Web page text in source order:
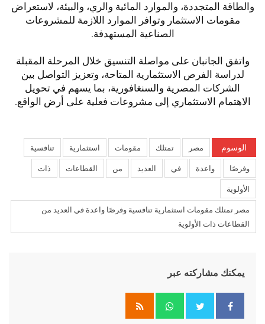
والطاقة المتجددة، والموارد المائية والري، والبيئة، لاستعراض
مقومات الاستثمار وتوافر الموارد اللازمة للمشروعات
الصناعية المستهدفة.
واتفق الجانبان على مواصلة التنسيق خلال المرحلة المقبلة
لدراسة الفرص الاستثمارية المتاحة، وتعزيز التواصل بين
الشركات المصرية والسنغافورية، بما يسهم في تحويل
الاهتمام الاستثماري إلى مشروعات فعلية على أرض الواقع.
الوسوم مصر تمتلك مقومات استثمارية
تنافسية
وفرصًا
واعدة في العديد من القطاعات
ذات
الأولوية
مصر تمتلك مقومات استثمارية تنافسية وفرصًا واعدة في العديد من
القطاعات ذات الأولوية
يمكنك مشاركته عبر